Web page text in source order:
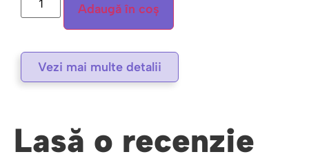
Adaugă în coș
Vezi mai multe detalii
Lasă o recenzie